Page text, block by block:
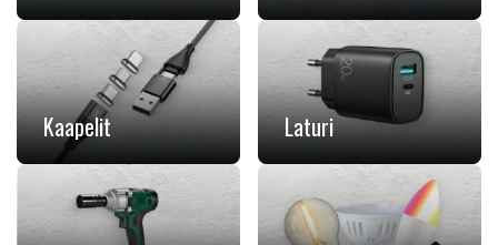
Kaapelit Laturi